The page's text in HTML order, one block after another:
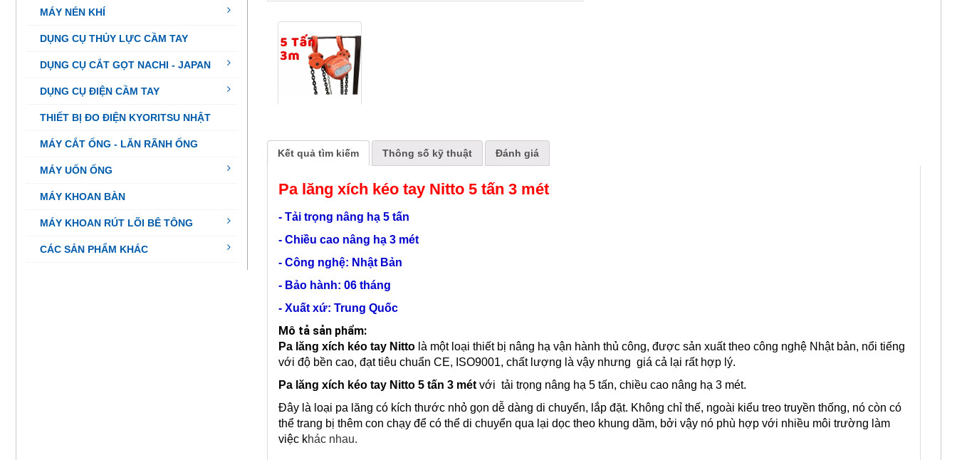
MÁY NÉN KHÍ
DỤNG CỤ THỦY LỰC CẦM TAY
DỤNG CỤ CẮT GỌT NACHI - JAPAN
DỤNG CỤ ĐIỆN CẦM TAY
THIẾT BỊ ĐO ĐIỆN KYORITSU NHẬT
MÁY CẮT ỐNG - LĂN RÃNH ỐNG
MÁY UỐN ỐNG
MÁY KHOAN BÀN
MÁY KHOAN RÚT LÕI BÊ TÔNG
CÁC SẢN PHẨM KHÁC
Kết quả tìm kiếm Thông số kỹ thuật Đánh giá
Pa lăng xích kéo tay Nitto 5 tấn 3 mét
- Tải trọng nâng hạ 5 tấn
- Chiều cao nâng hạ 3 mét
- Công nghệ: Nhật Bản
- Bảo hành: 06 tháng
- Xuất xứ: Trung Quốc
Mô tả sản phẩm:
Pa lăng xích kéo tay Nitto là một loại thiết bị nâng hạ vận hành thủ công, được sản xuất theo công nghệ Nhật bản, nổi tiếng
với độ bền cao, đạt tiêu chuẩn CE, ISO9001, chất lượng là vậy nhưng giá cả lại rất hợp lý.
Pa lăng xích kéo tay Nitto 5 tấn 3 métvới tải trọng nâng hạ 5 tấn, chiều cao nâng hạ 3 mét.
Đây là loại pa lăng có kích thước nhỏ gọn dễ dàng di chuyển, lắp đặt. Không chỉ thế, ngoài kiểu treo truyền thống, nó còn có
thể trang bị thêm con chạy để có thể di chuyển qua lại dọc theo khung dầm, bởi vậy nó phù hợp với nhiều môi trường làm
việc khác nhau.